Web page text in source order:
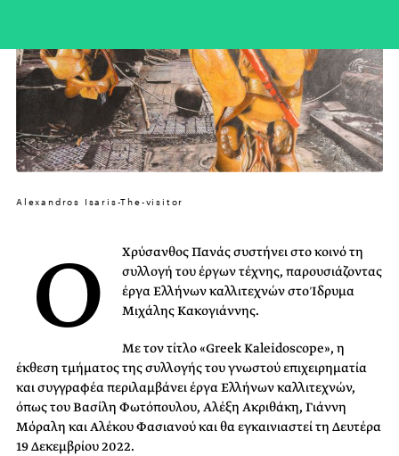
Alexandros Isaris-The-visitor
Ο
Χρύσανθος Πανάς συστήνει στο κοινό τη
συλλογή του έργων τέχνης, παρουσιάζοντας
έργα Ελλήνων καλλιτεχνών στο Ίδρυμα
Μιχάλης Κακογιάννης.
Με τον τίτλο «Greek Kaleidoscope», η
έκθεση τμήματος της συλλογής του γνωστού επιχειρηματία
και συγγραφέα περιλαμβάνει έργα Ελλήνων καλλιτεχνών,
όπως του Βασίλη Φωτόπουλου, Αλέξη Ακριθάκη, Γιάννη
Μόραλη και Αλέκου Φασιανού και θα εγκαινιαστεί τη Δευτέρα
19 Δεκεμβρίου 2022.